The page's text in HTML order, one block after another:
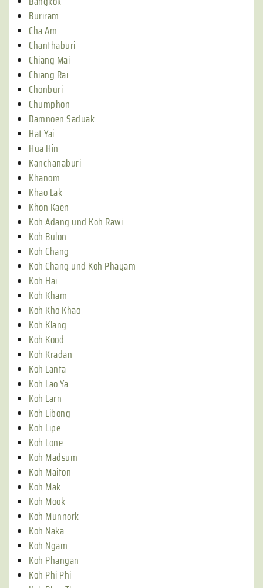
Buriram
Cha Am
Chanthaburi
Chiang Mai
Chiang Rai
Chonburi
Chumphon
Damnoen Saduak
Hat Yai
Hua Hin
Kanchanaburi
Khanom
Khao Lak
Khon Kaen
Koh Adang und Koh Rawi
Koh Bulon
Koh Chang
Koh Chang und Koh Phayam
Koh Hai
Koh Kham
Koh Kho Khao
Koh Klang
Koh Kood
Koh Kradan
Koh Lanta
Koh Lao Ya
Koh Larn
Koh Libong
Koh Lipe
Koh Lone
Koh Madsum
Koh Maiton
Koh Mak
Koh Mook
Koh Munnork
Koh Naka
Koh Ngam
Koh Phangan
Koh Phi Phi